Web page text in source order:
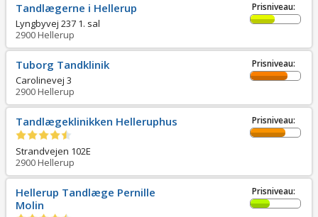
Tandlægerne i Hellerup
Lyngbyvej 237 1. sal
2900Hellerup
Prisniveau:
Tuborg Tandklinik
Carolinevej 3
2900Hellerup
Prisniveau:
Tandlægeklinikken Helleruphus
Strandvejen 102E
2900Hellerup
Prisniveau:
Hellerup Tandlæge Pernille
Molin
Prisniveau: